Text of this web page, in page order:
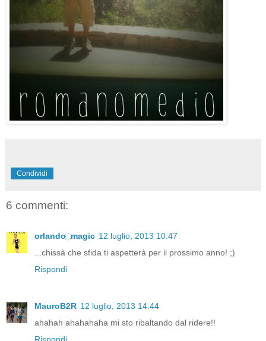
Condividi
6 commenti:
orlando ҉ magic 12 luglio, 2013 10:47
...chissà che sfida ti aspetterà per il prossimo anno! ;)
Rispondi
MauroB2R 12 luglio, 2013 14:44
ahahah ahahahaha mi sto ribaltando dal ridere!!